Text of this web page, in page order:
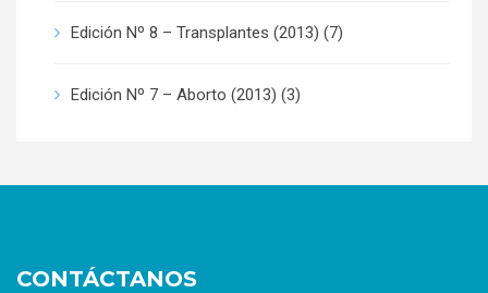
Edición Nº 8 – Transplantes (2013) (7)
Edición Nº 7 – Aborto (2013) (3)
CONTÁCTANOS